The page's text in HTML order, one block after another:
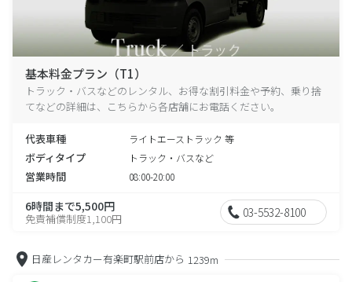
基本料金プラン（T1）
トラック・バスなどのレンタル、お得な割引料金や予約、乗り捨
てなどの詳細は、こちらから各店舗にお電話ください。
代表車種 ライトエーストラック 等
ボディタイプ トラック・バスなど
営業時間 08:00-20:00
6時間まで5,500円
免責補償制度1,100円 03-5532-8100
日産レンタカー有楽町駅前店から 1239m